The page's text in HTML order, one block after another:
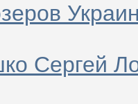
Сергей